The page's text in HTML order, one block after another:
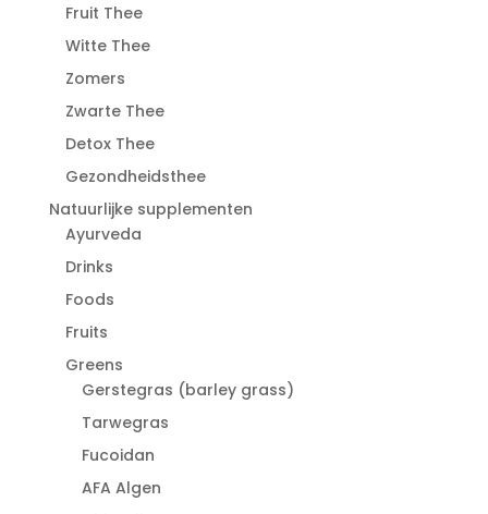
Fruit Thee
Witte Thee
Zomers
Zwarte Thee
Detox Thee
Gezondheidsthee
Natuurlijke supplementen
Ayurveda
Drinks
Foods
Fruits
Greens
Gerstegras (barley grass)
Tarwegras
Fucoidan
AFA Algen